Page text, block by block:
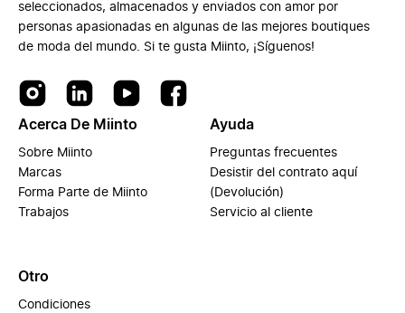
seleccionados, almacenados y enviados con amor por
personas apasionadas en algunas de las mejores boutiques
de moda del mundo. Si te gusta Miinto, ¡Síguenos!
Acerca De Miinto
Sobre Miinto
Marcas
Forma Parte de Miinto
Trabajos
Ayuda
Preguntas frecuentes
Desistir del contrato aquí
(Devolución)
Servicio al cliente
Otro
Condiciones